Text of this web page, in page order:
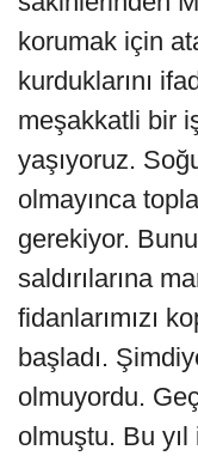
korumak için
kurduklarını
meşakkatli bir
yaşıyoruz.
olmayınca
gerekiyor.
saldırılarına
fidanlarımızı
başladı.
olmuyordu.
olmuştu. Bu yıl